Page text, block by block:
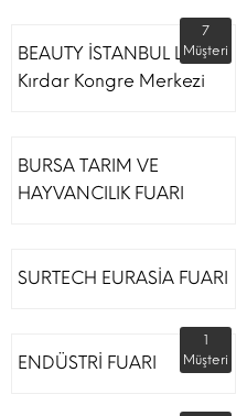
BEAUTY İSTANBUL Lütfi
Kırdar Kongre Merkezi
7
Müşteri
BURSA TARIM VE
HAYVANCILIK FUARI
SURTECH EURASİA FUARI
ENDÜSTRİ FUARI
1
Müşteri